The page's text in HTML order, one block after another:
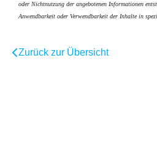
oder Nichtnutzung der angebotenen Informationen
Anwendbarkeit oder Verwendbarkeit der Inhalte in
Zurück zur Übersicht